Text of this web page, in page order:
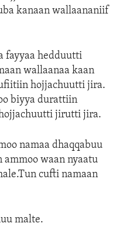
kanaan wallaananiif
fayyaa hedduutti
wallaanaa kaan
hojjachuutti jira.
biyya durattiin
jirutti jira.
namaa dhaqqabuu
ammoo waan nyaatu
cufti namaan
malte.